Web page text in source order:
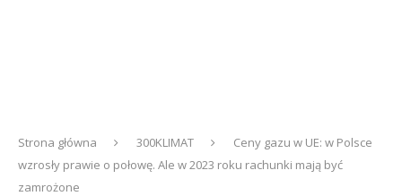
Strona główna 300KLIMAT
Ceny gazu w UE: w Polsce
wzrosły prawie o połowę. Ale w 2023 roku rachunki mają być
zamrożone